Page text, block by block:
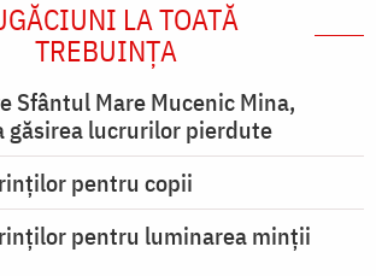
LA TOATĂ
TREBUINȚA
Sfântul Mare Mucenic Mina,
găsirea lucrurilor pierdute
pentru copii
pentru luminarea minţii